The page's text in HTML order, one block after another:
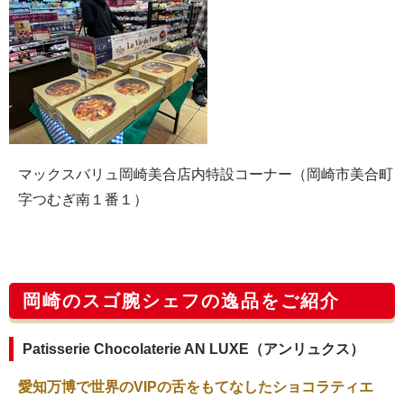
マックスバリュ岡崎美合店内特設コーナー（岡崎市美合町
字つむぎ南１番１）
岡崎のスゴ腕シェフの逸品をご紹介
Patisserie Chocolaterie AN LUXE（アンリュクス）
愛知万博で世界のVIPの舌をもてなしたショコラティエ